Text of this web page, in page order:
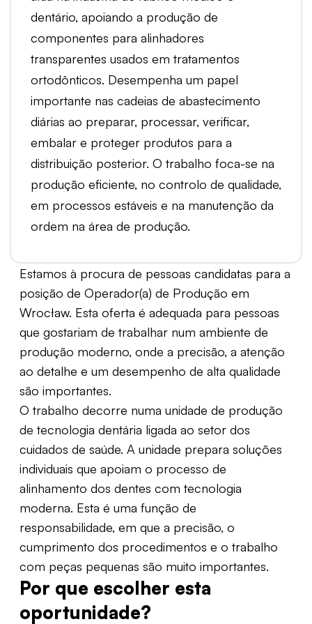
dentário, apoiando a produção de
componentes para alinhadores
transparentes usados em tratamentos
ortodônticos. Desempenha um papel
importante nas cadeias de abastecimento
diárias ao preparar, processar, verificar,
embalar e proteger produtos para a
distribuição posterior. O trabalho foca-se na
produção eficiente, no controlo de qualidade,
em processos estáveis e na manutenção da
ordem na área de produção.
Estamos à procura de pessoas candidatas para a
posição de Operador(a) de Produção em
Wrocław. Esta oferta é adequada para pessoas
que gostariam de trabalhar num ambiente de
produção moderno, onde a precisão, a atenção
ao detalhe e um desempenho de alta qualidade
são importantes.
O trabalho decorre numa unidade de produção
de tecnologia dentária ligada ao setor dos
cuidados de saúde. A unidade prepara soluções
individuais que apoiam o processo de
alinhamento dos dentes com tecnologia
moderna. Esta é uma função de
responsabilidade, em que a precisão, o
cumprimento dos procedimentos e o trabalho
com peças pequenas são muito importantes.
Por que escolher esta
oportunidade?